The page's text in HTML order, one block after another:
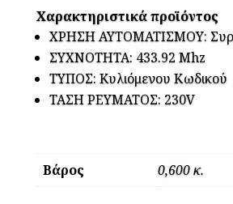
Xαρακτηριστικά προϊόντος
ΧΡΗΣΗ ΑΥΤΟΜΑΤΙΣΜΟΥ:
ΣΥΧΝΟΤΗΤΑ: 433.92 Mhz
ΤΥΠΟΣ: Κυλιόμενου Κωδικού
ΤΑΣΗ ΡΕΥΜΑΤΟΣ: 230V
Βάρος 0,600 κ.